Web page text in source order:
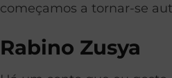
começamos a tornar-se
Rabino Zusya